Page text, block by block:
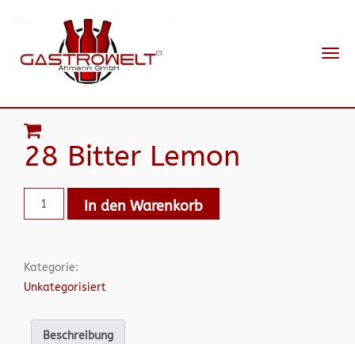
28 Bitter Lemon
In den Warenkorb
Kategorie:
Unkategorisiert
Beschreibung